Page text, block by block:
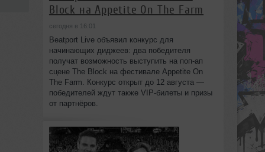
Block на Appetite On The Farm
сегодня в 16:01
Beatport Live объявил конкурс для
начинающих диджеев: два победителя
получат возможность выступить на поп‑ап
сцене The Block на фестивале Appetite On
The Farm. Конкурс открыт до 12 августа —
победителей ждут также VIP‑билеты и призы
от партнёров.